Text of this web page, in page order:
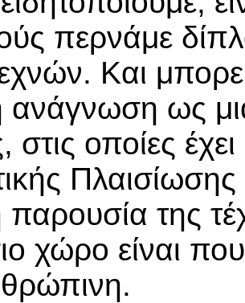
περνάμε
Και
ως
στις οποίες
της
χώρο είναι